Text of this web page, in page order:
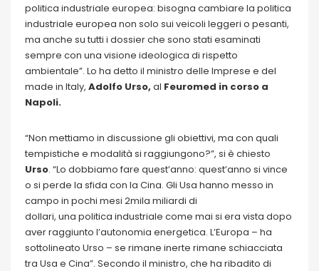
politica industriale europea: bisogna cambiare la politica
industriale europea non solo sui veicoli leggeri o pesanti,
ma anche su tutti i dossier che sono stati esaminati
sempre con una visione ideologica di rispetto
ambientale”. Lo ha detto il ministro delle Imprese e del
made in Italy, Adolfo Urso, al Feuromed in corso a
Napoli.
“Non mettiamo in discussione gli obiettivi, ma con quali
tempistiche e modalità si raggiungono?”, si è chiesto
Urso. “Lo dobbiamo fare quest’anno: quest’anno si vince
o si perde la sfida con la Cina. Gli Usa hanno messo in
campo in pochi mesi 2mila miliardi di
dollari, una politica industriale come mai si era vista dopo
aver raggiunto l’autonomia energetica. L’Europa – ha
sottolineato Urso – se rimane inerte rimane schiacciata
tra Usa e Cina”. Secondo il ministro, che ha ribadito di